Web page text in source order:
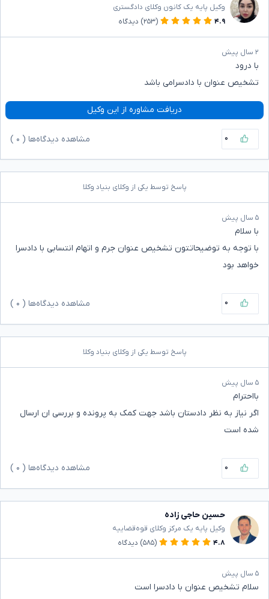
وکیل پایه یک کانون وکلای دادگستری
۴.۹
(۲۵۳) دیدگاه
۲ سال پیش
با درود
تشخیص عنوان با دادسرامی باشد
دریافت مشاوره از این وکیل
۰ مشاهده دیدگاه‌ها ( ۰
پاسخ توسط یکی از وکلای بنیاد وکلا
۵ سال پیش
با سلام
با توجه به توضیحاتتون تشخیص عنوان جرم و اتهام انتسابی با دادسرا
خواهد بود
۰ مشاهده دیدگاه‌ها ( ۰
پاسخ توسط یکی از وکلای بنیاد وکلا
۵ سال پیش
بااحترام
اگر نیاز به نظر دادستان باشد جهت کمک به پرونده و بررسی ان ارسال
شده است
۰ مشاهده دیدگاه‌ها ( ۰
حسین حاجی زاده
وکیل پایه یک مرکز وکلای قوه‌قضاییه
۴.۸
(۵۸۵) دیدگاه
۵ سال پیش
سلام تشخیص عنوان با دادسرا است